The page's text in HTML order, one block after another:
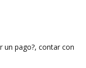
un pago?, contar con